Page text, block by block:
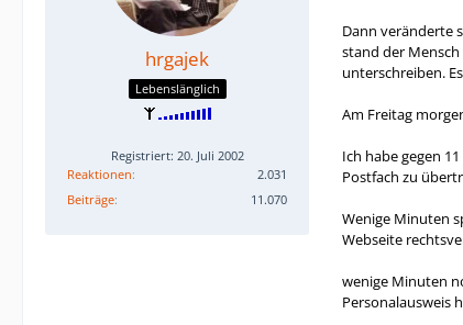
hrgajek
Lebenslänglich
Registriert: 20. Juli 2002
Reaktionen
2.031
Beiträge
11.070
Dann veränderte
stand der
unterschreiben.
Am Freitag
Ich habe gegen
Postfach zu
Wenige Minuten
Webseite
wenige Minuten
Personalausweis